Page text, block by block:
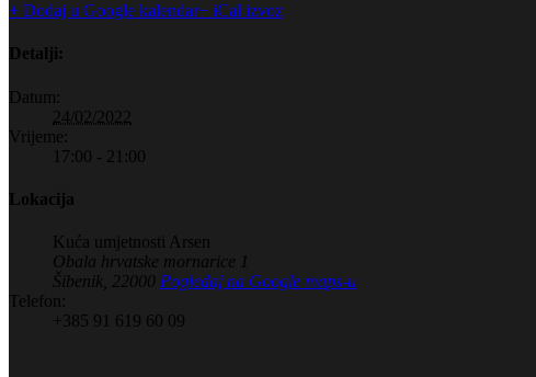
+ Dodaj u Google kalendar+ iCal izvoz
Detalji:
Datum:
24/02/2022
Vrijeme:
17:00 - 21:00
Lokacija
Kuća umjetnosti Arsen
Obala hrvatske mornarice 1
Šibenik
22000 Pogledaj na Google maps-u
Telefon:
+385 91 619 60 09